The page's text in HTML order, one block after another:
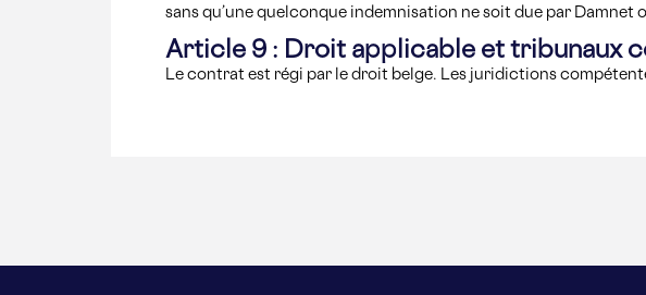
sans qu’une quelconque indemnisation ne soit due par Damnet
Article 9 : Droit applicable et tribunaux
Le contrat est régi par le droit belge. Les juridictions